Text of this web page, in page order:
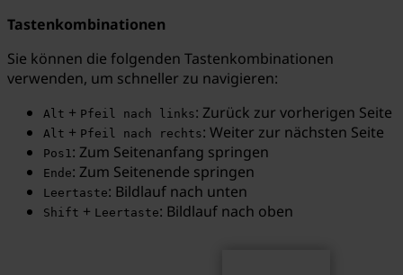
Tastenkombinationen
Sie können die folgenden Tastenkombinationen
verwenden, um schneller zu navigieren:
Alt + Pfeil nach links: Zurück zur vorherigen Seite
Alt + Pfeil nach rechts: Weiter zur nächsten Seite
Pos1: Zum Seitenanfang springen
Ende: Zum Seitenende springen
Leertaste: Bildlauf nach unten
Shift + Leertaste: Bildlauf nach oben
Suchbegriff...